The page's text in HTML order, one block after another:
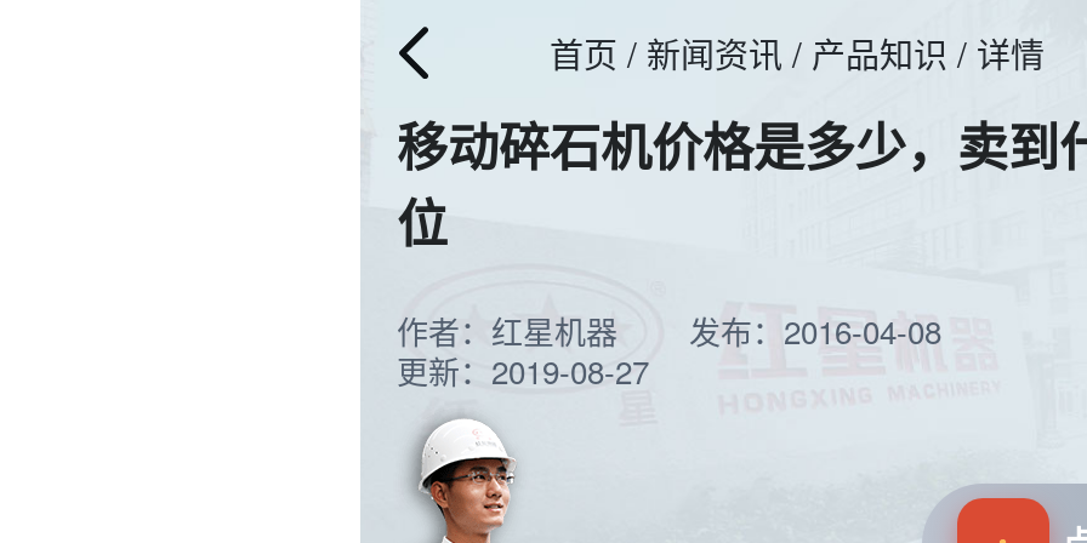
首页 / 新闻资讯 / 产品知识 / 详情
移动碎石机价格是多少，卖到
位
作者：红星机器
发布：2016-04-08
更新：2019-08-27